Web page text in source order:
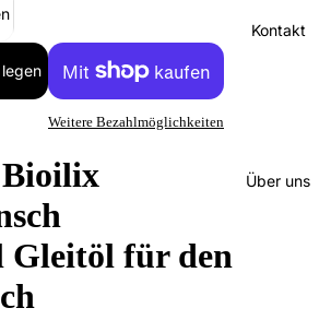
Kontakt
Über uns
Weitere Bezahlmöglichkeiten
für den